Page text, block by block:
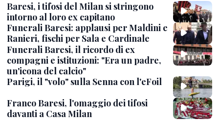
Baresi, i tifosi del Milan si stringono
intorno al loro ex capitano
Funerali Baresi: applausi per Maldini e
Ranieri, fischi per Sala e Cardinale
Funerali Baresi, il ricordo di ex
compagni e istituzioni: "Era un padre,
un'icona del calcio"
Parigi, il "volo" sulla Senna con l'eFoil
Franco Baresi, l'omaggio dei tifosi
davanti a Casa Milan